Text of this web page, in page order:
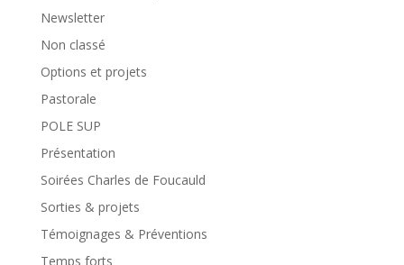
Newsletter
Non classé
Options et projets
Pastorale
POLE SUP
Présentation
Soirées Charles de Foucauld
Sorties & projets
Témoignages & Préventions
Temps forts